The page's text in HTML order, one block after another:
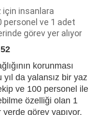
için insanlara
personel ve 1 adet
görev yer alıyor
korunması
da yalansız bir yaz
ve 100 personel ile
özelliği olan 1
görev yapıyor.